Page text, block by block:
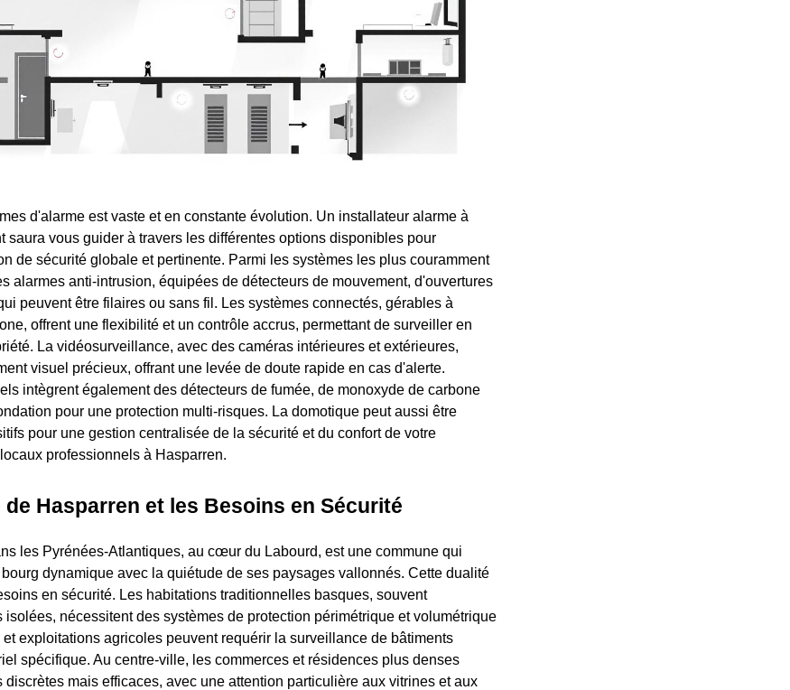
d'alarme est vaste et en constante évolution. Un installateur alarme à
saura vous guider à travers les différentes options disponibles pour
de sécurité globale et pertinente. Parmi les systèmes les plus couramment
alarmes anti-intrusion, équipées de détecteurs de mouvement, d'ouvertures
peuvent être filaires ou sans fil. Les systèmes connectés, gérables à
offrent une flexibilité et un contrôle accrus, permettant de surveiller en
La vidéosurveillance, avec des caméras intérieures et extérieures,
visuel précieux, offrant une levée de doute rapide en cas d'alerte.
intègrent également des détecteurs de fumée, de monoxyde de carbone
pour une protection multi-risques. La domotique peut aussi être
pour une gestion centralisée de la sécurité et du confort de votre
professionnels à Hasparren.
Hasparren et les Besoins en Sécurité
les Pyrénées-Atlantiques, au cœur du Labourd, est une commune qui
dynamique avec la quiétude de ses paysages vallonnés. Cette dualité
en sécurité. Les habitations traditionnelles basques, souvent
isolées, nécessitent des systèmes de protection périmétrique et volumétrique
et exploitations agricoles peuvent requérir la surveillance de bâtiments
spécifique. Au centre-ville, les commerces et résidences plus denses
mais efficaces, avec une attention particulière aux vitrines et aux